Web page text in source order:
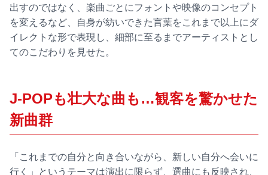
出すのではなく、楽曲ごとにフォントや映像のコンセプト
を変えるなど、自身が紡いできた言葉をこれまで以上にダ
イレクトな形で表現し、細部に至るまでアーティストとし
てのこだわりを見せた。
J-POPも壮大な曲も…観客を驚かせた
新曲群
「これまでの自分と向き合いながら、新しい自分へ会いに
行く」というテーマは演出に限らず、選曲にも反映され、